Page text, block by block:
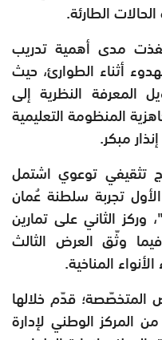
الطارئة.
نُفذت مدى أهمية تدريب
أثناء الطوارئ، حيث
المعرفة النظرية إلى
المنظومة التعليمية
مبكر.
تثقيفي توعوي اشتمل
تجربة سلطنة عُمان
الثاني على تمارين
وثّق العرض الثالث
المناخية.
المتخصّصة؛ قدّم خلالها
المركز الوطني لإدارة